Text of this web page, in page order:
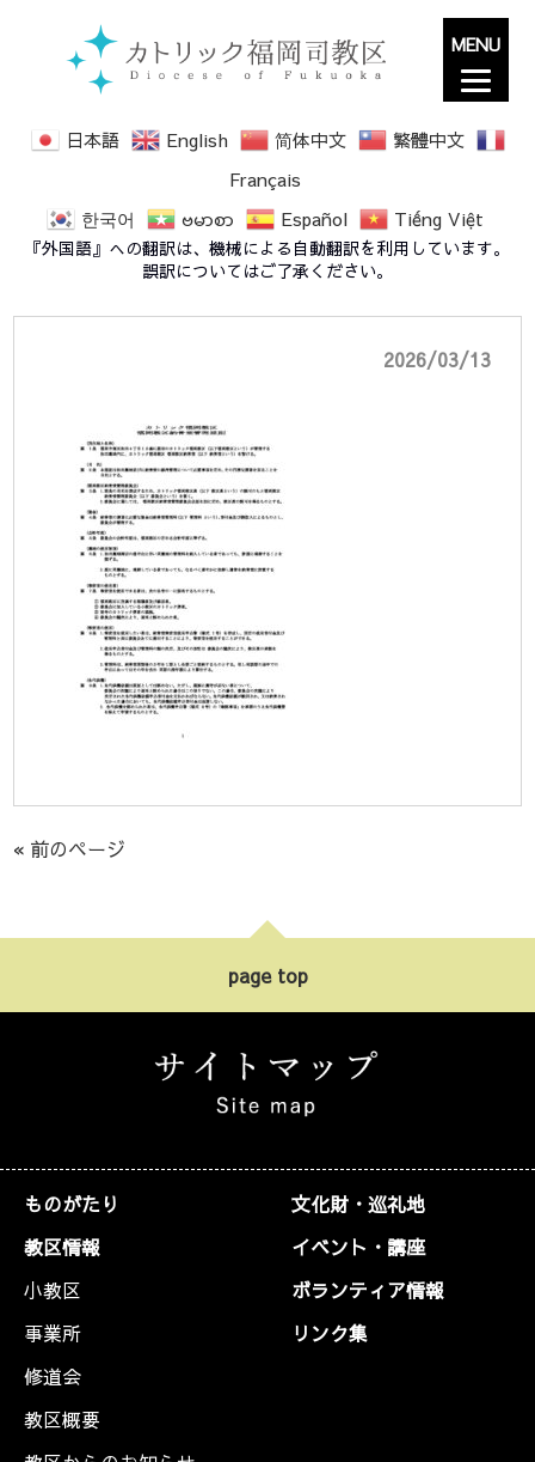
日本語 English 简体中文
繁體中文
Français
한국어
ဗမာစာ Español Tiếng Việt
『外国語』への翻訳は、機械による自動翻訳を利用しています。
誤訳についてはご了承ください。
2025 納骨堂奉安室 管理規則
2026/03/13
« 前のページ
page top
ものがたり
教区情報
小教区
事業所
修道会
教区概要
文化財・巡礼地
イベント・講座
ボランティア情報
リンク集
MENU